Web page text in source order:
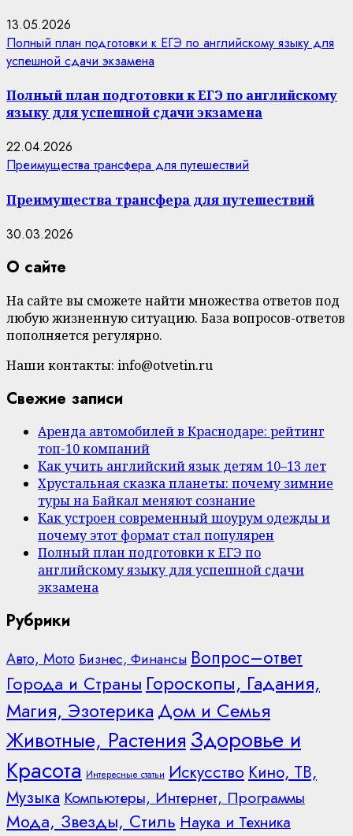
13.05.2026
Полный план подготовки к ЕГЭ по английскому языку для
успешной сдачи экзамена
Полный план подготовки к ЕГЭ по английскому
языку для успешной сдачи экзамена
22.04.2026
Преимущества трансфера для путешествий
Преимущества трансфера для путешествий
30.03.2026
О сайте
На сайте вы сможете найти множества ответов под
любую жизненную ситуацию. База вопросов-ответов
пополняется регулярно.
Наши контакты: info@otvetin.ru
Свежие записи
Аренда автомобилей в Краснодаре: рейтинг
топ-10 компаний
Как учить английский язык детям 10–13 лет
Хрустальная сказка планеты: почему зимние
туры на Байкал меняют сознание
Как устроен современный шоурум одежды и
почему этот формат стал популярен
Полный план подготовки к ЕГЭ по
английскому языку для успешной сдачи
экзамена
Рубрики
Авто, МотоБизнес, Финансы Вопрос–ответ
Города и Страны Гороскопы, Гадания,
Магия, Эзотерика Дом и Семья
Животные, Растения Здоровье и
Красота Интересные статьи Искусство Кино, ТВ,
Музыка Компьютеры, Интернет, Программы
Мода, Звезды, Стиль Наука и Техника